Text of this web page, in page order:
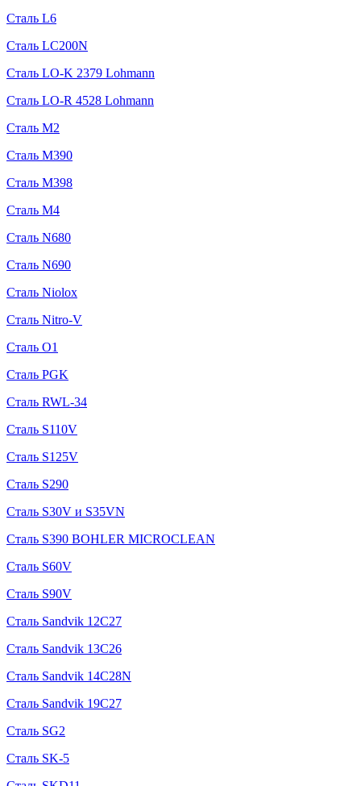
Сталь L6
Сталь LC200N
Сталь LO-K 2379 Lohmann
Сталь LO-R 4528 Lohmann
Сталь M2
Сталь M390
Сталь M398
Сталь M4
Сталь N680
Сталь N690
Сталь Niolox
Сталь Nitro-V
Сталь O1
Сталь PGK
Сталь RWL-34
Сталь S110V
Сталь S125V
Сталь S290
Сталь S30V и S35VN
Сталь S390 BOHLER MICROCLEAN
Сталь S60V
Сталь S90V
Сталь Sandvik 12C27
Сталь Sandvik 13C26
Сталь Sandvik 14C28N
Сталь Sandvik 19C27
Сталь SG2
Сталь SK-5